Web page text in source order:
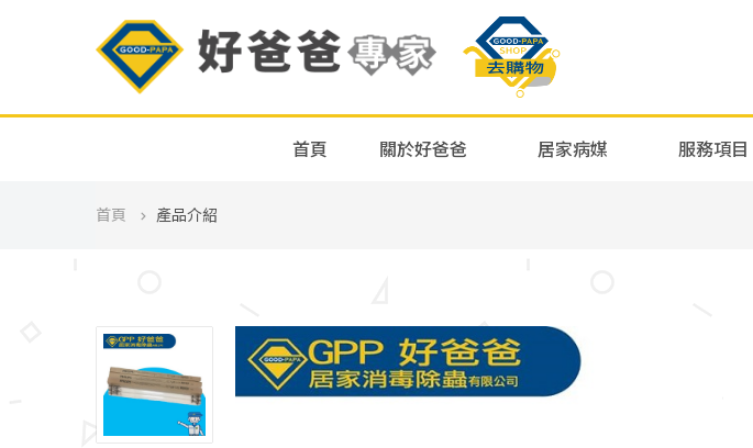
首頁 關於好爸爸 居家病媒 服務項目
首頁 產品介紹